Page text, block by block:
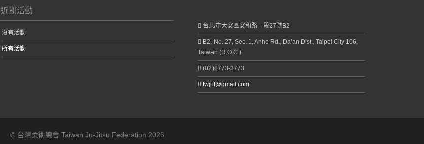
近期活動
沒有活動
所有活動
台北市大安區安和路一段27號B2
B2, No. 27, Sec. 1, Anhe Rd., Da’an Dist., Taipei City 106,
Taiwan (R.O.C.)
(02)8773-3773
twjjif@gmail.com
© 台灣柔術總會 Taiwan Ju-Jitsu Federation 2026